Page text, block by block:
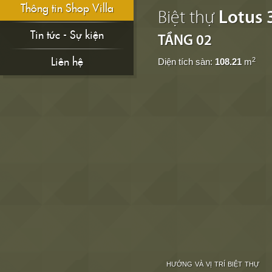
Thông tin Shop Villa
Tin tức - Sự kiện
Liên hệ
Biệt thự Lotus
TẦNG 02
Diện tích sàn: 108.21 m2
HƯỚNG VÀ VỊ TRÍ BIỆT THỰ